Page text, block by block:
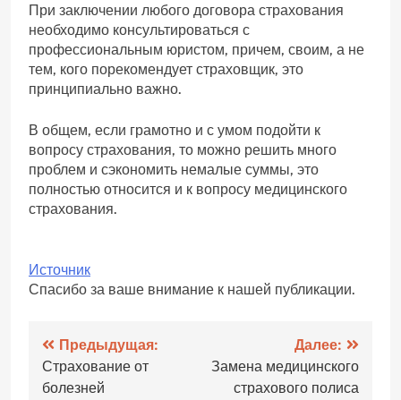
При заключении любого договора страхования
необходимо консультироваться с
профессиональным юристом, причем, своим, а не
тем, кого порекомендует страховщик, это
принципиально важно.
В общем, если грамотно и с умом подойти к
вопросу страхования, то можно решить много
проблем и сэкономить немалые суммы, это
полностью относится и к вопросу медицинского
страхования.
Источник
Спасибо за ваше внимание к нашей публикации.
Навигация
по
Предыдущая:
Страхование от
болезней
Далее:
Замена медицинского
страхового полиса